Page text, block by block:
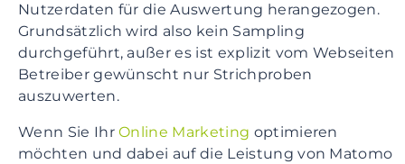
Nutzerdaten für die Auswertung herangezogen.
Grundsätzlich wird also kein Sampling
durchgeführt, außer es ist explizit vom Webseiten
Betreiber gewünscht nur Strichproben
auszuwerten.
Wenn Sie IhrOnline Marketing optimieren
möchten und dabei auf die Leistung von Matomo